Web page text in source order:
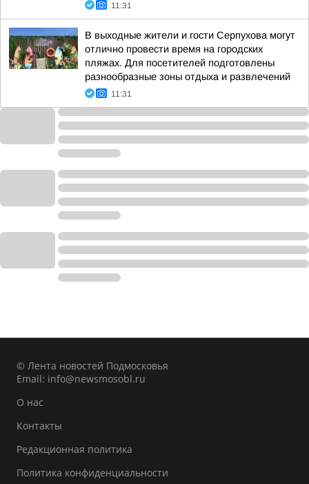
11:31
В выходные жители и гости Серпухова могут
отлично провести время на городских
пляжах. Для посетителей подготовлены
разнообразные зоны отдыха и развлечений
11:31
© Лента новостей Подмосковья
Email: info@newsmosobl.ru
О нас
Контакты
Редакционная политика
Политика конфиденциальности